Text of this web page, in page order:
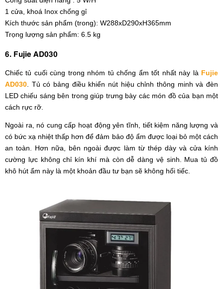
1 cửa, khoá Inox chống gỉ
Kích thước sản phẩm (trong): W288xD290xH365mm
Trọng lượng sản phẩm: 6.5 kg
6. Fujie AD030
Chiếc tủ cuối cùng trong nhóm tủ chống ẩm tốt nhất này là Fujie
AD030 . Tủ có bảng điều khiển nút hiệu chỉnh thông minh và đèn
LED chiếu sáng bên trong giúp trưng bày các món đồ của bạn một
cách rực rỡ.
Ngoài ra, nó cung cấp hoạt động yên tĩnh, tiết kiệm năng lượng và
có bức xạ nhiệt thấp hơn để đảm bảo độ ẩm được loại bỏ một cách
an toàn. Hơn nữa, bên ngoài được làm từ thép dày và cửa kính
cường lực không chỉ kín khí mà còn dễ dàng vệ sinh. Mua tủ đồ
khô hút ẩm này là một khoản đầu tư bạn sẽ không hối tiếc.